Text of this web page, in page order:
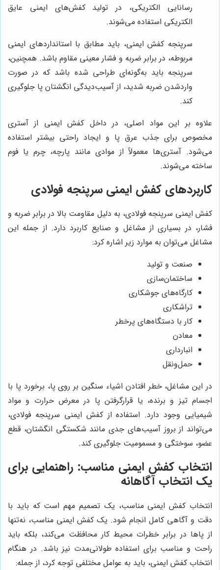
رسانایی الکتریکی، در تولید کفش‌های ایمنی عایق
الکتریکی استفاده می‌شوند.
سرپنجه کفش ایمنی، باید مطابق با استانداردهای ایمنی
مربوطه، در برابر ضربه و فشار معینی مقاوم باشد. همچنین،
سرپنجه باید به‌گونه‌ای طراحی شده باشد که در صورت
واردشدن ضربه شدید، از آسیب‌دیدگی انگشتان پا جلوگیری
کند.
علاوه بر این مواد اصلی، در داخل کفش ایمنی از آستری
مخصوص برای جذب عرق پا و ایجاد راحتی بیشتر استفاده
می‌شود. آستری‌ها معمولاً از موادی مانند پارچه، چرم یا فوم
ساخته می‌شوند.
کاربردهای کفش ایمنی سرپنجه فولادی
کفش ایمنی سرپنجه فولادی، به دلیل مقاومت بالا در برابر ضربه و
فشار، در بسیاری از مشاغل و صنایع کاربرد دارد. از جمله این
مشاغل می‌توان به موارد زیر اشاره کرد:
صنعت و تولید
ساختمان‌سازی
کارگاه‌های جوشکاری
تراشکاری
کار با دستگاه‌های پرخطر
معادن
انبارداری
حمل‌ونقل
در این مشاغل، خطر افتادن اشیاء سنگین بر روی پا، برخورد پا با
اجسام تیز و برنده، یا قرارگرفتن پا در معرض حرارت و مواد
شیمیایی وجود دارد. استفاده از کفش ایمنی سرپنجه فولادی،
می‌تواند از بروز آسیب‌های جدی مانند شکستگی انگشتان، قطع
عضو، سوختگی و مسمومیت جلوگیری کند.
انتخاب کفش ایمنی مناسب: راهنمایی برای
یک انتخاب آگاهانه
انتخاب کفش ایمنی مناسب، یک تصمیم مهم است که باید با
دقت و آگاهی کامل انجام شود. یک کفش ایمنی مناسب، نه‌تنها
از پاها در برابر خطرات محیط کار محافظت می‌کند، بلکه باید
راحت و مناسب برای استفاده طولانی‌مدت نیز باشد. در هنگام
انتخاب کفش ایمنی، باید به عوامل مختلفی توجه کرد، از جمله: